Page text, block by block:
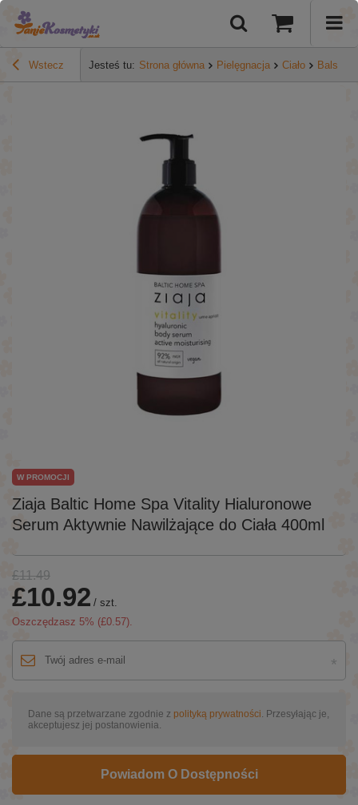
Wstecz Jesteś tu: Strona główna Pielęgnacja Ciało
Ziaja Baltic Home Spa Vitality Hialuronowe
Serum Aktywnie Nawilżające do Ciała 400ml
W PROMOCJI
£11.49
£10.92 / szt.
Oszczędzasz 5% (£0.57).
Dane są przetwarzane zgodnie z polityką prywatności . Przesyłając je,
akceptujesz jej postanowienia.
Powiadom O Dostępności